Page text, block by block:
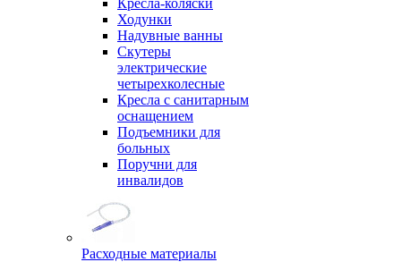
Кресла-коляски
Ходунки
Надувные ванны
Скутеры
электрические
четырехколесные
Кресла с санитарным
оснащением
Подъемники для
больных
Поручни для
инвалидов
Расходные материалы